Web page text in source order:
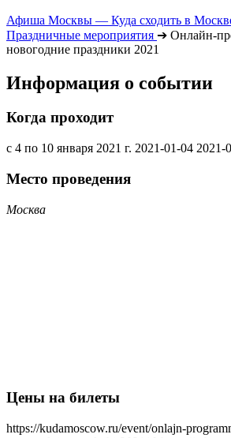
Афиша Москвы — Куда сходить в
Праздничные мероприятия ➔ Онлайн-
новогодние праздники 2021
Информация о событии
Когда проходит
с 4 по 10 января 2021 г. 2021-01-04 2021-
Место проведения
Москва
Цены на билеты
https://kudamoscow.ru/event/onlajn-